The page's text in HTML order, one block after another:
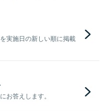
実施日の新しい順に掲載
お答えします。